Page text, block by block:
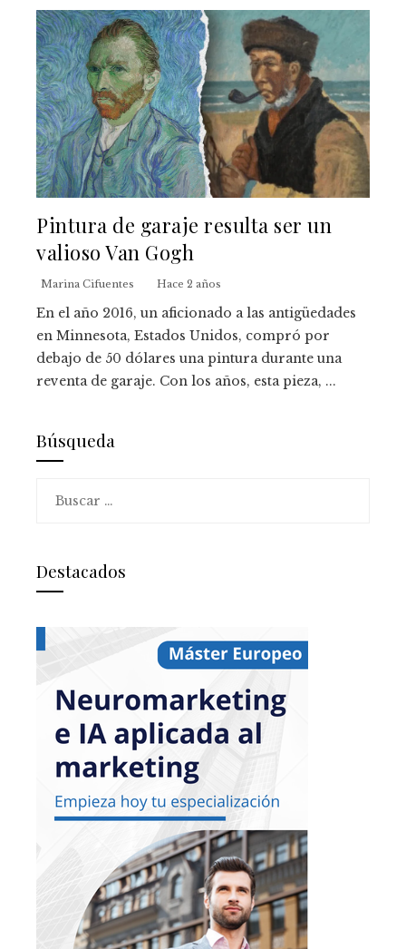
Pintura de garaje resulta ser un
valioso Van Gogh
Marina Cifuentes Hace 2 años
En el año 2016, un aficionado a las antigüedades
en Minnesota, Estados Unidos, compró por
debajo de 50 dólares una pintura durante una
reventa de garaje. Con los años, esta pieza, ...
Búsqueda
Destacados